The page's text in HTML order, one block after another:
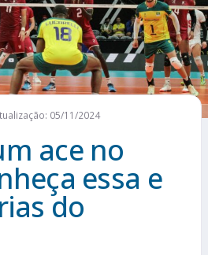
05/11/2024
ace no
essa e
do